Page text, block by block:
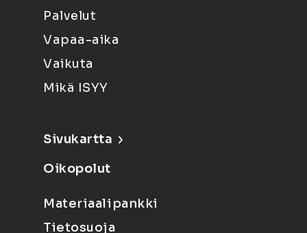
Palvelut
Vapaa-aika
Vaikuta
Mikä ISYY
Sivukartta
Oikopolut
Materiaalipankki
Tietosuoja